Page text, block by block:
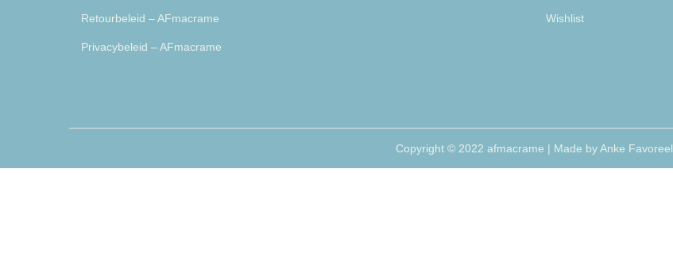
Retourbeleid – AFmacrame
Privacybeleid – AFmacrame
Wishlist
Copyright © 2022 afmacrame | Made by Anke Favoreel